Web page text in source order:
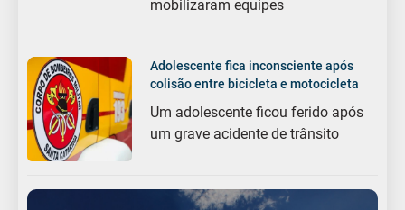
mobilizaram equipes
Adolescente fica inconsciente após
colisão entre bicicleta e motocicleta
Um adolescente ficou ferido após
um grave acidente de trânsito